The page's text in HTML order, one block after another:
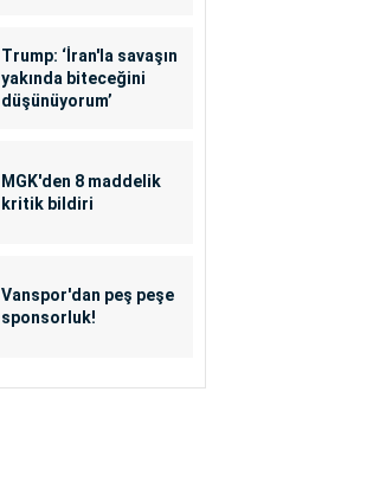
Trump: ‘İran'la savaşın
yakında biteceğini
düşünüyorum’
MGK'den 8 maddelik
kritik bildiri
Vanspor'dan peş peşe
sponsorluk!